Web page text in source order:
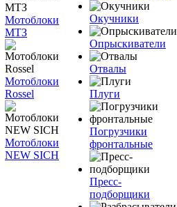
Мотоблоки
МТЗ
Мотоблоки
Rossel
Мотоблоки
NEW SICH
Окучники
Опрыскиватели
Отвалы
Плуги
Погрузчики
фронтальные
Пресс-
подборщики